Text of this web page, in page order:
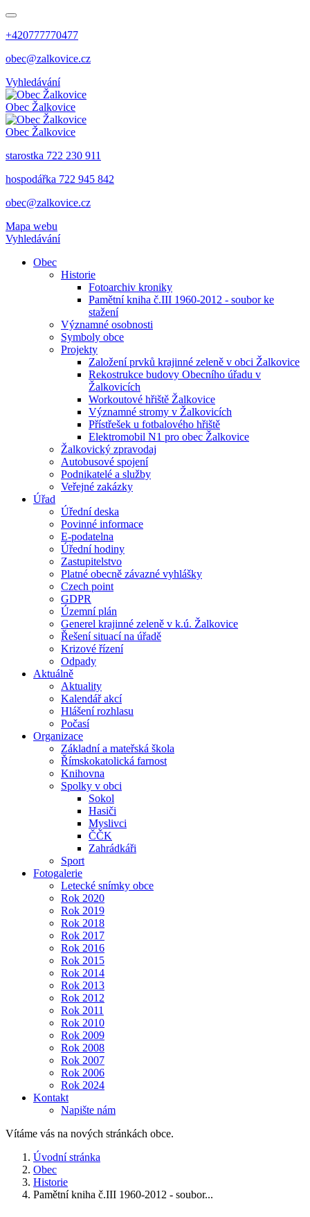
+420777770477
obec@zalkovice.cz
Vyhledávání
Obec Žalkovice
Obec Žalkovice
starostka 722 230 911
hospodářka 722 945 842
obec@zalkovice.cz
Mapa webu
Vyhledávání
Obec
Historie
Fotoarchiv kroniky
Pamětní kniha č.III 1960-2012 - soubor ke
stažení
Významné osobnosti
Symboly obce
Projekty
Založení prvků krajinné zeleně v obci Žalkovice
Rekostrukce budovy Obecního úřadu v
Žalkovicích
Workoutové hřiště Žalkovice
Významné stromy v Žalkovicích
Přístřešek u fotbalového hřiště
Elektromobil N1 pro obec Žalkovice
Žalkovický zpravodaj
Autobusové spojení
Podnikatelé a služby
Veřejné zakázky
Úřad
Úřední deska
Povinné informace
E-podatelna
Úřední hodiny
Zastupitelstvo
Platné obecně závazné vyhlášky
Czech point
GDPR
Územní plán
Generel krajinné zeleně v k.ú. Žalkovice
Řešení situací na úřadě
Krizové řízení
Odpady
Aktuálně
Aktuality
Kalendář akcí
Hlášení rozhlasu
Počasí
Organizace
Základní a mateřská škola
Římskokatolická farnost
Knihovna
Spolky v obci
Sokol
Hasiči
Myslivci
ČČK
Zahrádkáři
Sport
Fotogalerie
Letecké snímky obce
Rok 2020
Rok 2019
Rok 2018
Rok 2017
Rok 2016
Rok 2015
Rok 2014
Rok 2013
Rok 2012
Rok 2011
Rok 2010
Rok 2009
Rok 2008
Rok 2007
Rok 2006
Rok 2024
Kontakt
Napište nám
Vítáme vás na nových stránkách obce.
Úvodní stránka
Obec
Historie
Pamětní kniha č.III 1960-2012 - soubor...